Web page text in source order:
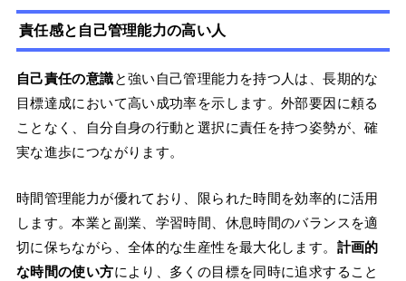
責任感と自己管理能力の高い人
自己責任の意識と強い自己管理能力を持つ人は、長期的な
目標達成において高い成功率を示します。外部要因に頼る
ことなく、自分自身の行動と選択に責任を持つ姿勢が、確
実な進歩につながります。
時間管理能力が優れており、限られた時間を効率的に活用
します。本業と副業、学習時間、休息時間のバランスを適
切に保ちながら、全体的な生産性を最大化します。 計画的
な時間の使い方により、多くの目標を同時に追求すること